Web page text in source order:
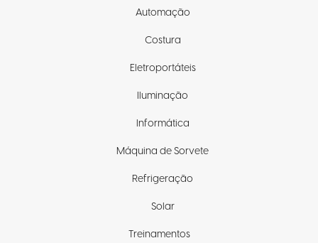
Automação
Costura
Eletroportáteis
Iluminação
Informática
Máquina de Sorvete
Refrigeração
Solar
Treinamentos